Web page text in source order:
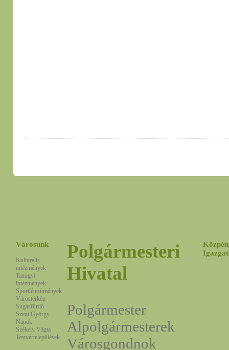
Városunk
Kulturális
intézmények
Tanügyi
intézmények
Sportlétesítmények
Várostérkép
Sugásfürdő
Szent György
Napok
Székely Vágta
Testvértelepülések
Polgármesteri
Hivatal
Polgármester
Alpolgármesterek
Városgondnok